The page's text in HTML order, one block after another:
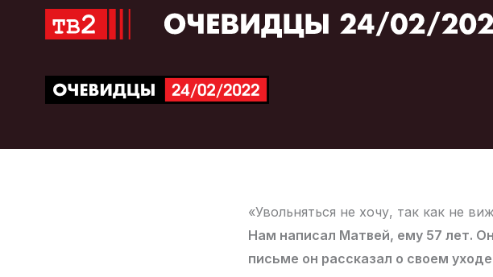
Перейти
«Увольняться не хочу, так как не
Нам написал Матвей, ему 57 лет.
письме он рассказал о своем